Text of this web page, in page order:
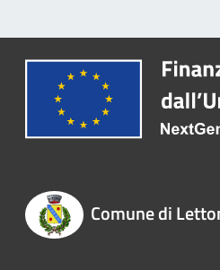
Comune di